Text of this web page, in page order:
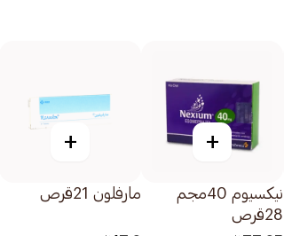
+
نيكسيوم 40مجم
28قرص
+
مارفلون 21قرص